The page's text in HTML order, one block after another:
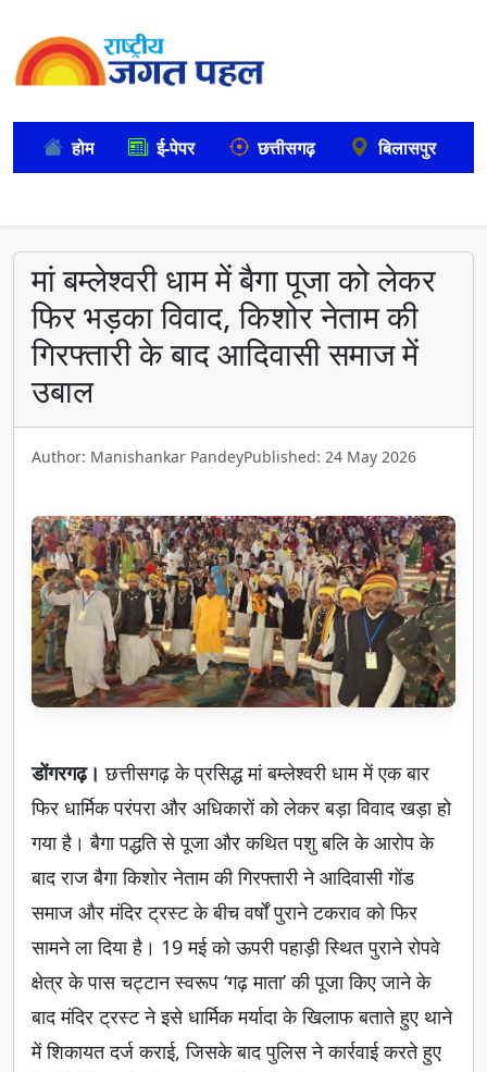
होम ई-पेपर छत्तीसगढ़ बिलासपुर
मां बम्लेश्वरी धाम में बैगा पूजा को लेकर
फिर भड़का विवाद, किशोर नेताम की
गिरफ्तारी के बाद आदिवासी समाज में
उबाल
Author: Manishankar PandeyPublished: 24 May 2026
डोंगरगढ़।छत्तीसगढ़ के प्रसिद्ध मां बम्लेश्वरी धाम में एक बार
फिर धार्मिक परंपरा और अधिकारों को लेकर बड़ा विवाद खड़ा हो
गया है। बैगा पद्धति से पूजा और कथित पशु बलि के आरोप के
बाद राज बैगा किशोर नेताम की गिरफ्तारी ने आदिवासी गोंड
समाज और मंदिर ट्रस्ट के बीच वर्षों पुराने टकराव को फिर
सामने ला दिया है। 19 मई को ऊपरी पहाड़ी स्थित पुराने रोपवे
क्षेत्र के पास चट्टान स्वरूप ‘गढ़ माता’ की पूजा किए जाने के
बाद मंदिर ट्रस्ट ने इसे धार्मिक मर्यादा के खिलाफ बताते हुए थाने
में शिकायत दर्ज कराई, जिसके बाद पुलिस ने कार्रवाई करते हुए